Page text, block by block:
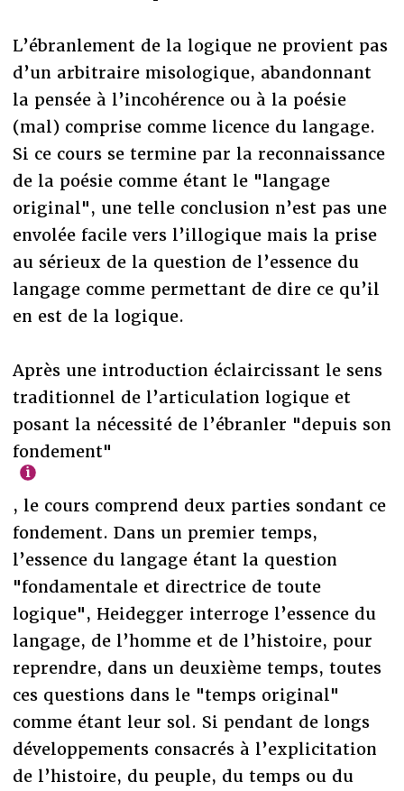
L’ébranlement de la logique ne provient pas
d’un arbitraire misologique, abandonnant
la pensée à l’incohérence ou à la poésie
(mal) comprise comme licence du langage.
Si ce cours se termine par la reconnaissance
de la poésie comme étant le "langage
original", une telle conclusion n’est pas une
envolée facile vers l’illogique mais la prise
au sérieux de la question de l’essence du
langage comme permettant de dire ce qu’il
en est de la logique.
Après une introduction éclaircissant le sens
traditionnel de l’articulation logique et
posant la nécessité de l’ébranler "depuis son
fondement"
, le cours comprend deux parties sondant ce
fondement. Dans un premier temps,
l’essence du langage étant la question
"fondamentale et directrice de toute
logique", Heidegger interroge l’essence du
langage, de l’homme et de l’histoire, pour
reprendre, dans un deuxième temps, toutes
ces questions dans le "temps original"
comme étant leur sol. Si pendant de longs
développements consacrés à l’explicitation
de l’histoire, du peuple, du temps ou du